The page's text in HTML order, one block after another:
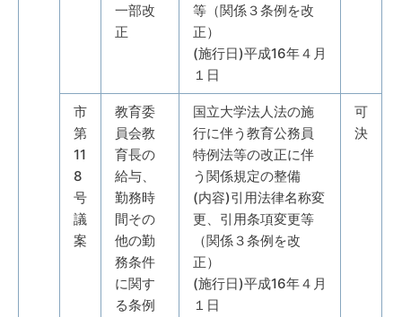
一部改
正
等（関係３条例を改
正）
(施行日)平成16年４月
１日
市
第
11
8
号
議
案
教育委
員会教
育長の
給与、
勤務時
間その
他の勤
務条件
に関す
る条例
国立大学法人法の施
行に伴う教育公務員
特例法等の改正に伴
う関係規定の整備
(内容)引用法律名称変
更、引用条項変更等
（関係３条例を改
正）
(施行日)平成16年４月
１日
可
決